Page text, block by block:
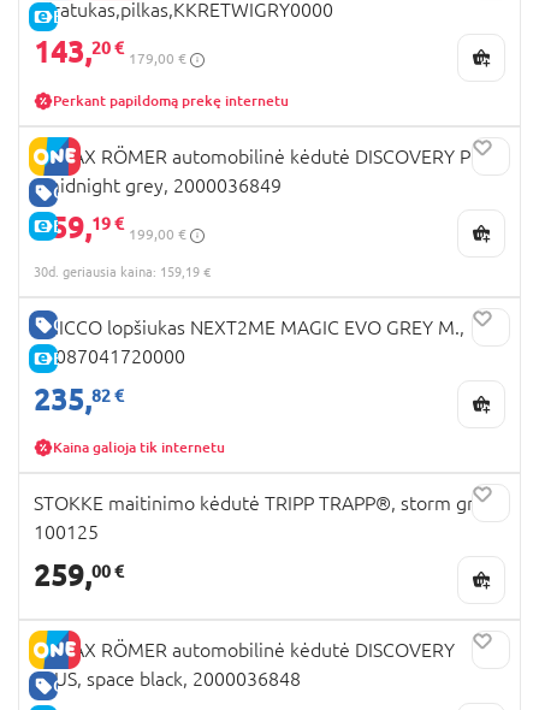
E-KAINA
triratukas,pilkas,KKRETWIGRY0000
143,20 €
179,00 €
Perkant papildomą prekę internetu
GERA KAINA
E-KAINA
BRITAX RÖMER automobilinė kėdutė DISCOVERY PLUS
, midnight grey, 2000036849
159,19 €
199,00 €
30d. geriausia kaina: 159,19 €
GERA KAINA
E-KAINA
CHICCO lopšiukas NEXT2ME MAGIC EVO GREY M.,
07087041720000
235,82 €
Kaina galioja tik internetu
STOKKE maitinimo kėdutė TRIPP TRAPP®, storm grey,
100125
259,00 €
GERA KAINA
BRITAX RÖMER automobilinė kėdutė DISCOVERY
PLUS, space black, 2000036848